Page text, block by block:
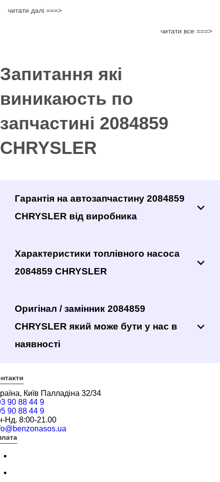
читати далі ===>
читати все ===>
Запитання які
виникаюсть по
запчастині 2084859
CHRYSLER
Гарантія на автозапчастину 2084859
CHRYSLER від виробника
Характеристики топлівного насоса
2084859 CHRYSLER
Оригінал / замінник 2084859
CHRYSLER який може бути у нас в
наявності
Київ Палладіна 32/34
90 88 44 9
90 88 44 9
Нд. 8:00-21.00